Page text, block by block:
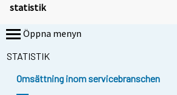
statistik
Öppna menyn
STATISTIK
Omsättning inom servicebranschen